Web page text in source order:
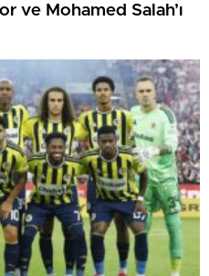
ve Mohamed Salah’ı